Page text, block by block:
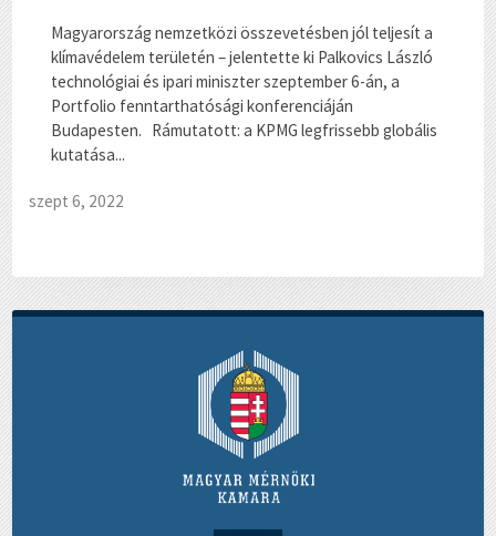
Magyarország nemzetközi összevetésben jól teljesít a
klímavédelem területén – jelentette ki Palkovics László
technológiai és ipari miniszter szeptember 6-án, a
Portfolio fenntarthatósági konferenciáján
Budapesten. Rámutatott: a KPMG legfrissebb globális
kutatása...
szept 6, 2022